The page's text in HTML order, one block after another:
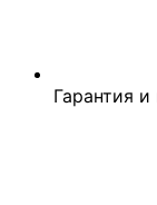
Гарантия